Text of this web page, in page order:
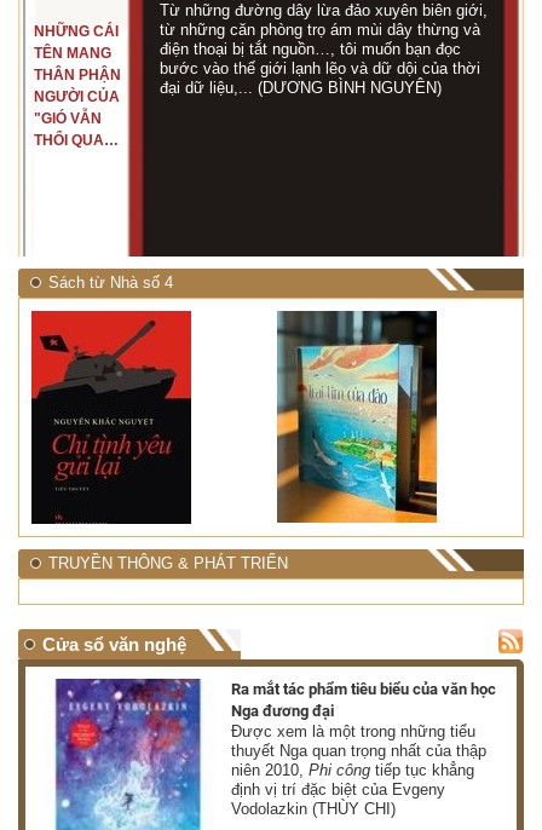
NHỮNG CÁI
TÊN MANG
THÂN PHẬN
NGƯỜI CỦA
"GIÓ VẪN
THỔI QUA
Từ những đường dây lừa đảo xuyên biên giới,
từ những căn phòng trọ ám mùi dây thừng và
điện thoại bị tắt nguồn…, tôi muốn bạn đọc
bước vào thế giới lạnh lẽo và dữ dội của thời
đại dữ liệu,... (DƯƠNG BÌNH NGUYÊN)
Sách từ Nhà số 4
TRUYỀN THÔNG & PHÁT TRIỂN
Cửa sổ văn nghệ
Ra mắt tác phẩm tiêu biểu của văn học
Nga đương đại
Được xem là một trong những tiểu
thuyết Nga quan trọng nhất của thập
niên 2010,Phi công tiếp tục khẳng
định vị trí đặc biệt của Evgeny
Vodolazkin (THÙY CHI)